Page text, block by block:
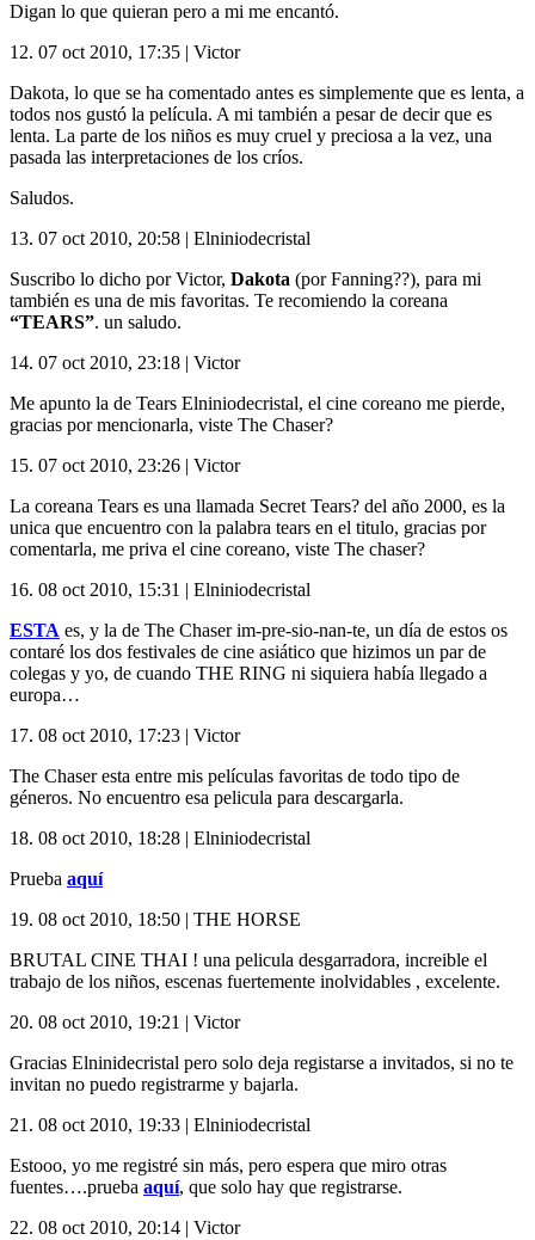
Digan lo que quieran pero a mi me encantó.
12. 07 oct 2010, 17:35 | Victor
Dakota, lo que se ha comentado antes es simplemente que es lenta, a
todos nos gustó la película. A mi también a pesar de decir que es
lenta. La parte de los niños es muy cruel y preciosa a la vez, una
pasada las interpretaciones de los críos.
Saludos.
13. 07 oct 2010, 20:58 | Elniniodecristal
Suscribo lo dicho por Victor, Dakota (por Fanning??), para mi
también es una de mis favoritas. Te recomiendo la coreana
“TEARS”. un saludo.
14. 07 oct 2010, 23:18 | Victor
Me apunto la de Tears Elniniodecristal, el cine coreano me pierde,
gracias por mencionarla, viste The Chaser?
15. 07 oct 2010, 23:26 | Victor
La coreana Tears es una llamada Secret Tears? del año 2000, es la
unica que encuentro con la palabra tears en el titulo, gracias por
comentarla, me priva el cine coreano, viste The chaser?
16. 08 oct 2010, 15:31 | Elniniodecristal
ESTA es, y la de The Chaser im-pre-sio-nan-te, un día de estos os
contaré los dos festivales de cine asiático que hizimos un par de
colegas y yo, de cuando THE RING ni siquiera había llegado a
europa…
17. 08 oct 2010, 17:23 | Victor
The Chaser esta entre mis películas favoritas de todo tipo de
géneros. No encuentro esa pelicula para descargarla.
18. 08 oct 2010, 18:28 | Elniniodecristal
Prueba aquí
19. 08 oct 2010, 18:50 | THE HORSE
BRUTAL CINE THAI ! una pelicula desgarradora, increible el
trabajo de los niños, escenas fuertemente inolvidables , excelente.
20. 08 oct 2010, 19:21 | Victor
Gracias Elninidecristal pero solo deja registarse a invitados, si no te
invitan no puedo registrarme y bajarla.
21. 08 oct 2010, 19:33 | Elniniodecristal
Estooo, yo me registré sin más, pero espera que miro otras
fuentes….prueba aquí, que solo hay que registrarse.
22. 08 oct 2010, 20:14 | Victor